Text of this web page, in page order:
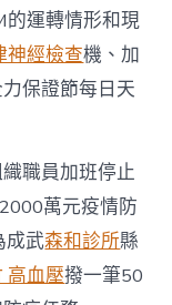
的運轉情形和現
神經檢查機、加
保證節每日天
職員加班停止
萬元疫情防
成武森和診所縣
高血壓撥一筆50